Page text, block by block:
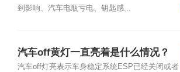
到影响、汽车电瓶亏电、钥匙感...
汽车off黄灯一直亮着是什么情况？
汽车off灯亮表示车身稳定系统ESP已经关闭或者